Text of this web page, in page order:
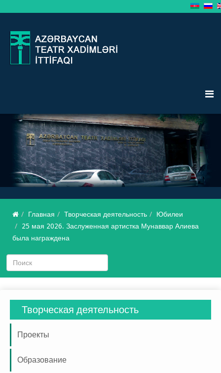
Главная Творческая деятельность
Юбилеи
25 мая 2026. Заслуженная артистка Мунаввар Алиева
была награждена
Творческая деятельность
Проекты
Образование